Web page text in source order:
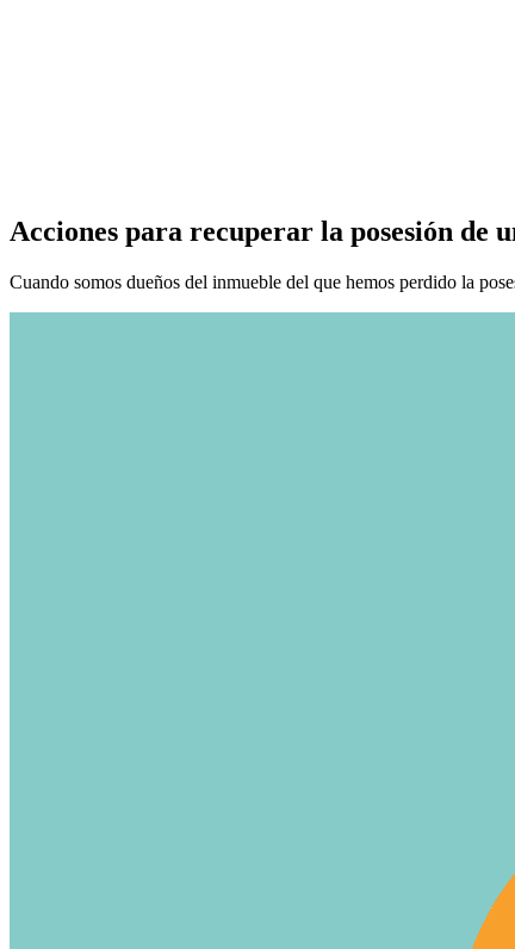
Acciones para recuperar la posesión de
Cuando somos dueños del inmueble del que hemos perdido la